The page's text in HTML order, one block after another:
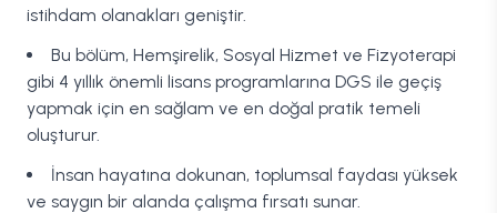
istihdam olanakları geniştir.
Bu bölüm, Hemşirelik, Sosyal Hizmet ve Fizyoterapi
gibi 4 yıllık önemli lisans programlarına DGS ile geçiş
yapmak için en sağlam ve en doğal pratik temeli
oluşturur.
İnsan hayatına dokunan, toplumsal faydası yüksek
ve saygın bir alanda çalışma fırsatı sunar.